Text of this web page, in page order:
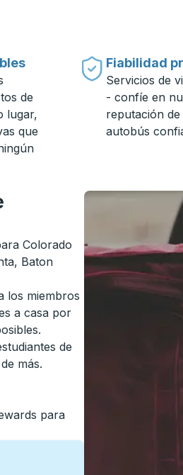
de
lugar,
que
Fiabilidad
Servicios de
- confíe en
reputación
autobús
Colorado
Baton
los miembros
a casa por
de
más.
para